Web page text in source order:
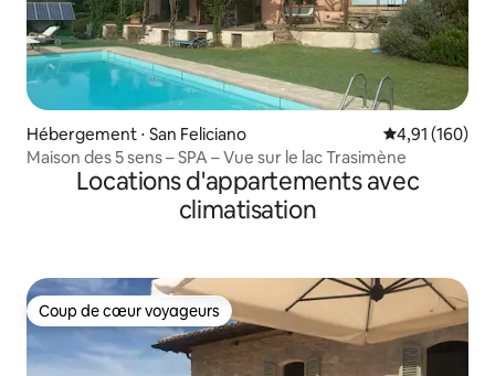
Hébergement ⋅ San Feliciano Évaluation
4,91 (160)
Maison des 5 sens – SPA – Vue sur le lac Trasimène
Locations d'appartements avec
climatisation
Coup de cœur voyageurs
Coup de cœur voyageurs